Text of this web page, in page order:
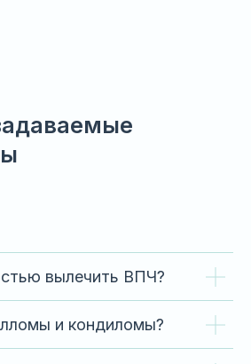
вылечить ВПЧ?
и кондиломы?